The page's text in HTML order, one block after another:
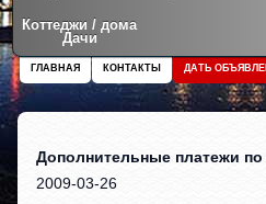
Коттеджи / дома
Дачи
ДАТЬ
КОНТАКТЫ
ГЛАВНАЯ
Дополнительные платежи по
2009-03-26